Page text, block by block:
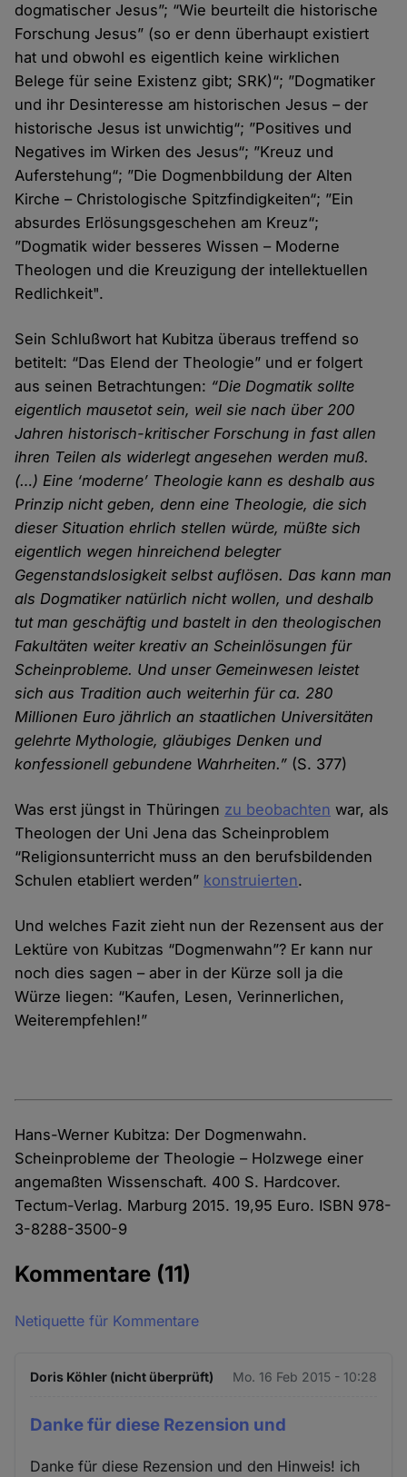
dogmatischer Jesus”; “Wie beurteilt die historische
Forschung Jesus” (so er denn überhaupt existiert
hat und obwohl es eigentlich keine wirklichen
Belege für seine Existenz gibt; SRK)“; ”Dogmatiker
und ihr Desinteresse am historischen Jesus – der
historische Jesus ist unwichtig“; ”Positives und
Negatives im Wirken des Jesus“; ”Kreuz und
Auferstehung“; ”Die Dogmenbbildung der Alten
Kirche – Christologische Spitzfindigkeiten“; ”Ein
absurdes Erlösungsgeschehen am Kreuz“;
”Dogmatik wider besseres Wissen – Moderne
Theologen und die Kreuzigung der intellektuellen
Redlichkeit".
Sein Schlußwort hat Kubitza überaus treffend so
betitelt: “Das Elend der Theologie” und er folgert
aus seinen Betrachtungen: “Die Dogmatik sollte
eigentlich mausetot sein, weil sie nach über 200
Jahren historisch-kritischer Forschung in fast allen
ihren Teilen als widerlegt angesehen werden muß.
(…) Eine ‘moderne’ Theologie kann es deshalb aus
Prinzip nicht geben, denn eine Theologie, die sich
dieser Situation ehrlich stellen würde, müßte sich
eigentlich wegen hinreichend belegter
Gegenstandslosigkeit selbst auflösen. Das kann man
als Dogmatiker natürlich nicht wollen, und deshalb
tut man geschäftig und bastelt in den theologischen
Fakultäten weiter kreativ an Scheinlösungen für
Scheinprobleme. Und unser Gemeinwesen leistet
sich aus Tradition auch weiterhin für ca. 280
Millionen Euro jährlich an staatlichen Universitäten
gelehrte Mythologie, gläubiges Denken und
konfessionell gebundene Wahrheiten.” (S. 377)
Was erst jüngst in Thüringen zu beobachten war, als
Theologen der Uni Jena das Scheinproblem
“Religionsunterricht muss an den berufsbildenden
Schulen etabliert werden” konstruierten.
Und welches Fazit zieht nun der Rezensent aus der
Lektüre von Kubitzas “Dogmenwahn”? Er kann nur
noch dies sagen – aber in der Kürze soll ja die
Würze liegen: “Kaufen, Lesen, Verinnerlichen,
Weiterempfehlen!”
Hans-Werner Kubitza: Der Dogmenwahn.
Scheinprobleme der Theologie – Holzwege einer
angemaßten Wissenschaft. 400 S. Hardcover.
Tectum-Verlag. Marburg 2015. 19,95 Euro. ISBN 978-
3-8288-3500-9
Kommentare (11)
Netiquette für Kommentare
Doris Köhler (nicht überprüft) Mo. 16 Feb 2015 - 10:28
Danke für diese Rezension und
Danke für diese Rezension und den Hinweis! ich